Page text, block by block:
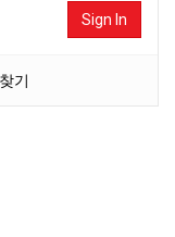
Sign In
기